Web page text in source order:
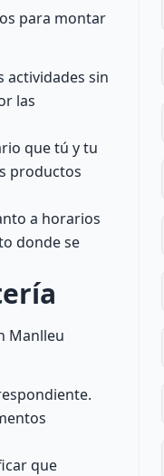
para montar
actividades sin
las
que tú y tu
productos
a horarios
donde se
Manlleu
que